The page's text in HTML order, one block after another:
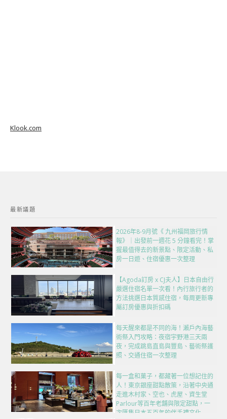
Klook.com
最新議題
2026年8-9月號《 九州福岡旅行情
報》｜出發前一週花 5 分鐘看完！掌
握最值得去的新景點、限定活動、私
房一日遊、住宿優惠一次整理
【Agoda訂房 x CJ夫人】日本自由行
嚴選住宿名單一次看！內行旅行者的
方法挑選日本質感住宿，每周更新專
屬訂房優惠與折扣碼
每天醒來都是不同的海！瀨戶內海藝
術祭入門攻略：夜宿宇野港三天兩
夜，完成跳島直島與豐島、藝術祭護
照、交通住宿一次整理
每一盒和菓子，都藏著一位想記住的
人！東京銀座甜點散策，沿著中央通
走進木村家、空也、虎屋、資生堂
Parlour等百年老舖與限定甜點，一
次匯集日本五百年的伴手禮文化